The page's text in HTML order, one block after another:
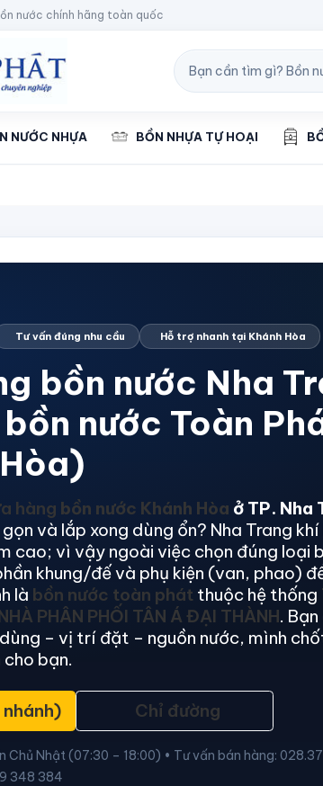
nước chính hãng toàn quốc
NƯỚC NHỰA BỒN NHỰA TỰ HOẠI
Tư vấn đúng nhu cầu Hỗ trợ nhanh tại Khánh Hòa
bồn nước Nha
nước Toàn
hàng bồn nước Khánh Hòa ở TP. Nha
và lắp xong dùng ổn? Nha Trang khí
cao; vì vậy ngoài việc chọn đúng loại
khung/đế và phụ kiện (van, phao)
là bồn nước toàn phát thuộc hệ thống
PHÂN PHỐI TÂN Á ĐẠI THÀNH.
– vị trí đặt – nguồn nước, mình
bạn.
Chỉ đường
Chủ Nhật (07:30 – 18:00) • Tư vấn bán hàng:
348 384